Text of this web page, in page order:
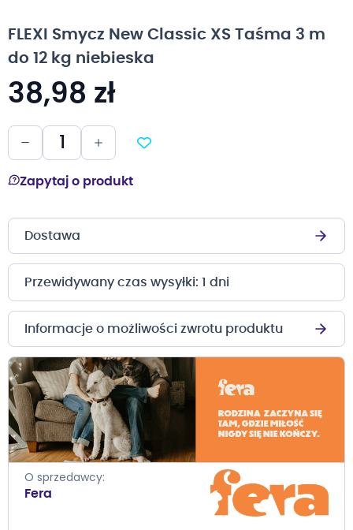
galerii
FLEXI Smycz New Classic XS Taśma 3 m
do 12 kg niebieska
38,98 zł
Zapytaj o produkt
Dostawa
Przewidywany czas wysyłki: 1 dni
Informacje o możliwości zwrotu produktu
O sprzedawcy
Fera